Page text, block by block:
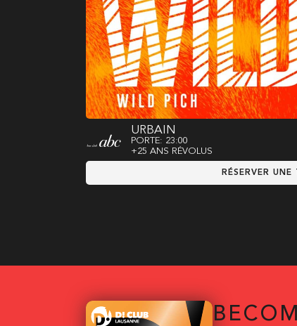
URBAIN
PORTE: 23:00
+25 ANS RÉVOLUS
RÉSERVER UNE